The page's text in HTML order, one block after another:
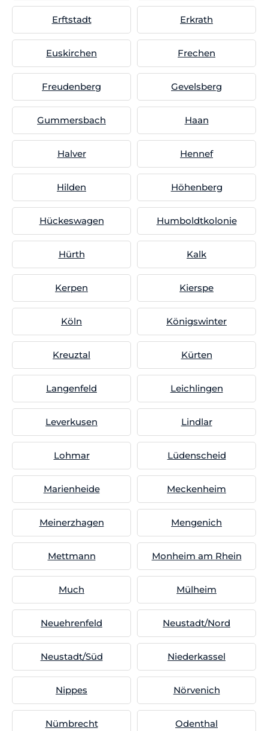
Erftstadt Erkrath
Euskirchen Frechen
Freudenberg Gevelsberg
Gummersbach Haan
Halver Hennef
Hilden Höhenberg
Hückeswagen Humboldtkolonie
Hürth Kalk
Kerpen Kierspe
Köln Königswinter
Kreuztal Kürten
Langenfeld Leichlingen
Leverkusen Lindlar
Lohmar Lüdenscheid
Marienheide Meckenheim
Meinerzhagen Mengenich
Mettmann Monheim am Rhein
Much Mülheim
Neuehrenfeld Neustadt/Nord
Neustadt/Süd Niederkassel
Nippes Nörvenich
Nümbrecht Odenthal